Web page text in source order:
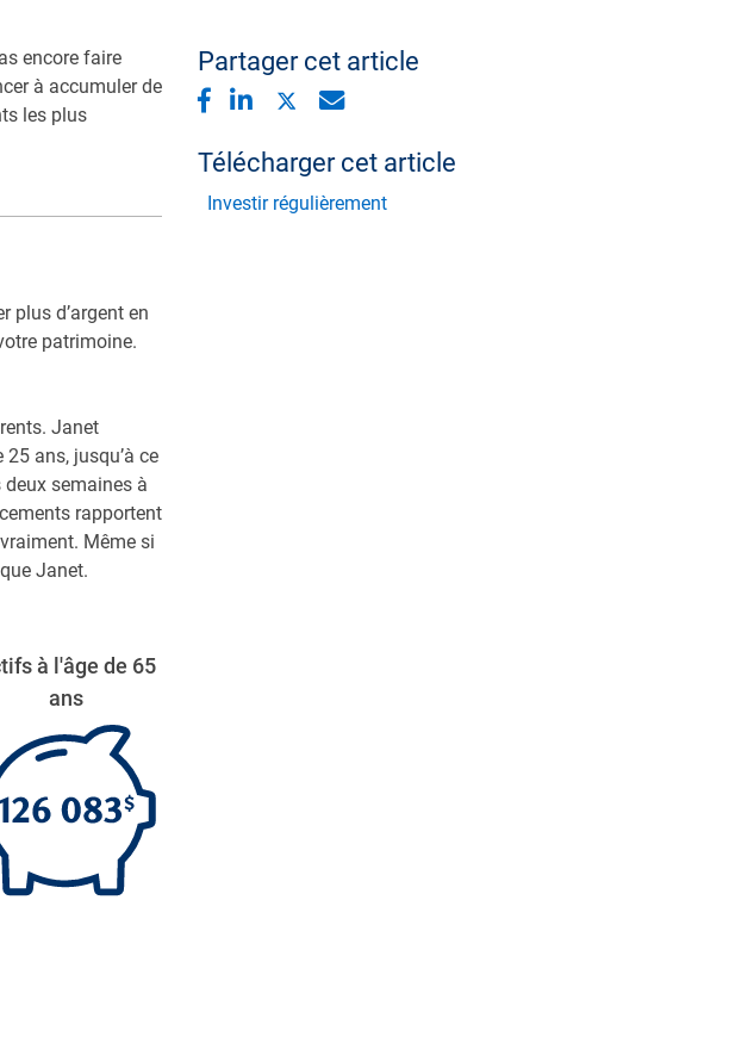
encore faire
à accumuler de
les plus
plus d’argent en
patrimoine.
Janet
ans, jusqu’à ce
semaines à
rapportent
Même si
Janet.
à l'âge de 65
ans
Partager cet article
Télécharger cet article
Investir régulièrement